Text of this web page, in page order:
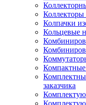
Коллекторы
Колпачки
Кольцевые
заказчика